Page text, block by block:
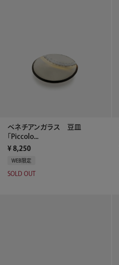
ベネチアンガラス 豆皿
「Piccolo...
¥ 8,250
WEB限定
SOLD OUT